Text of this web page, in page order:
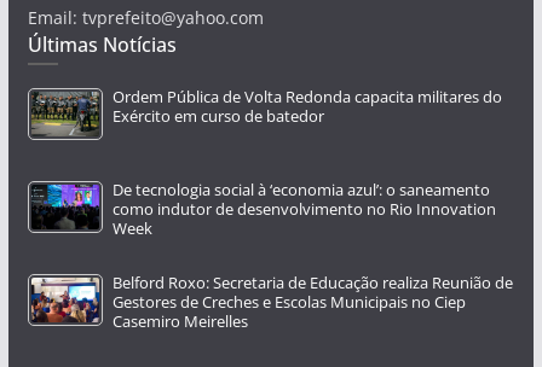
Email: tvprefeito@yahoo.com
Últimas Notícias
Ordem Pública de Volta Redonda capacita militares do
Exército em curso de batedor
De tecnologia social à ‘economia azul’: o saneamento
como indutor de desenvolvimento no Rio Innovation
Week
Belford Roxo: Secretaria de Educação realiza Reunião de
Gestores de Creches e Escolas Municipais no Ciep
Casemiro Meirelles